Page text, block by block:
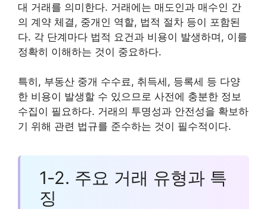
대 거래를 의미한다. 거래에는 매도인과 매수인 간
의 계약 체결, 중개인 역할, 법적 절차 등이 포함된
다. 각 단계마다 법적 요건과 비용이 발생하며, 이를
정확히 이해하는 것이 중요하다.
특히, 부동산 중개 수수료, 취득세, 등록세 등 다양
한 비용이 발생할 수 있으므로 사전에 충분한 정보
수집이 필요하다. 거래의 투명성과 안전성을 확보하
기 위해 관련 법규를 준수하는 것이 필수적이다.
1-2. 주요 거래 유형과 특
징